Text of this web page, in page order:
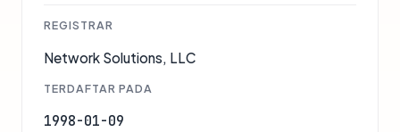
REGISTRAR
Network Solutions, LLC
TERDAFTAR PADA
1998-01-09